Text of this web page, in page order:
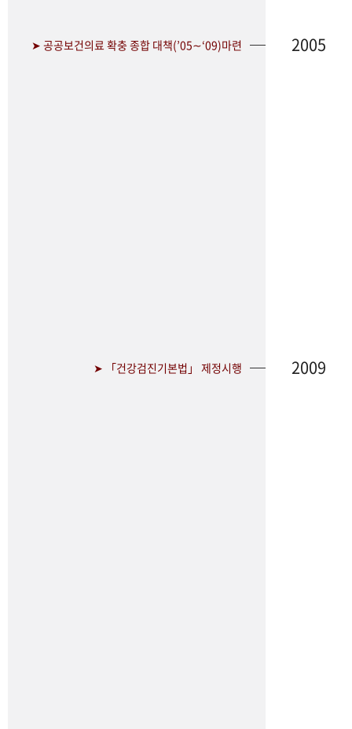
➤ 공공보건의료 확충 종합 대책(’05∼‘09)마련 2005
➤ 「건강검진기본법」 제정시행 2009